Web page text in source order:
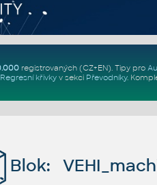
registrovaných (CZ+EN). Tipy pro
Regresní křivkyv sekci Převodníky.
Blok: